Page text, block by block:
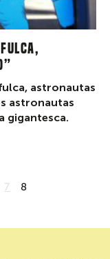
astronautas
astronautas
gigantesca.
7 8